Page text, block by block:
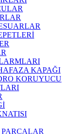
KAPAĞI
KORUYUCU